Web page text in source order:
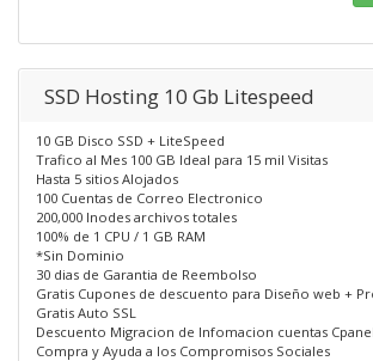
SSD Hosting 10 Gb Litespeed
10 GB Disco SSD + LiteSpeed
Trafico al Mes 100 GB Ideal para 15 mil Visitas
Hasta 5 sitios Alojados
100 Cuentas de Correo Electronico
200,000 Inodes archivos totales
100% de 1 CPU / 1 GB RAM
*Sin Dominio
30 dias de Garantia de Reembolso
Gratis Cupones de descuento para Diseño web +
Gratis Auto SSL
Descuento Migracion de Infomacion cuentas Cpanel
Compra y Ayuda a los Compromisos Sociales